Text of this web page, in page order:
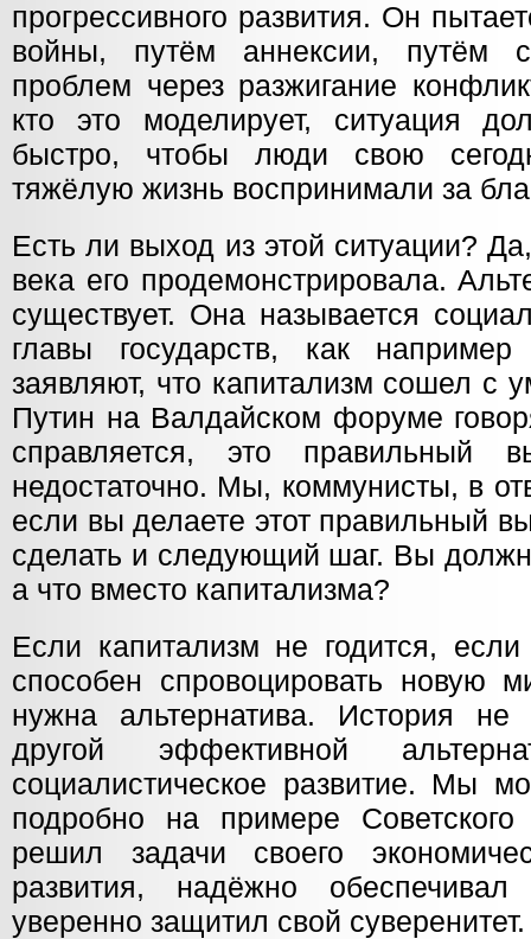
прогрессивного развития. Он
войны, путём аннексии, путём
проблем через разжигание
кто это моделирует, ситуация
быстро, чтобы люди свою
тяжёлую жизнь воспринимали за
Есть ли выход из этой ситуации?
века его продемонстрировала.
существует. Она называется
главы государств, как
заявляют, что капитализм сошел с
Путин на Валдайском форуме
справляется, это правильный
недостаточно. Мы, коммунисты, в
если вы делаете этот правильный
сделать и следующий шаг. Вы
а что вместо капитализма?
Если капитализм не годится,
способен спровоцировать новую
нужна альтернатива. История не
другой эффективной
социалистическое развитие. Мы
подробно на примере
решил задачи своего
развития, надёжно обеспечивал
уверенно защитил свой